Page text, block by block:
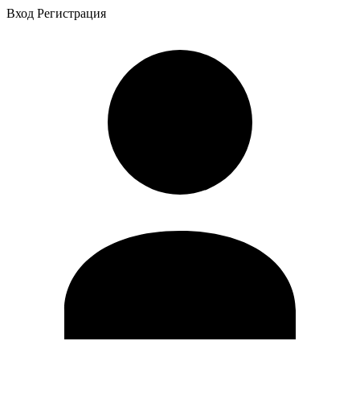
Вход Регистрация